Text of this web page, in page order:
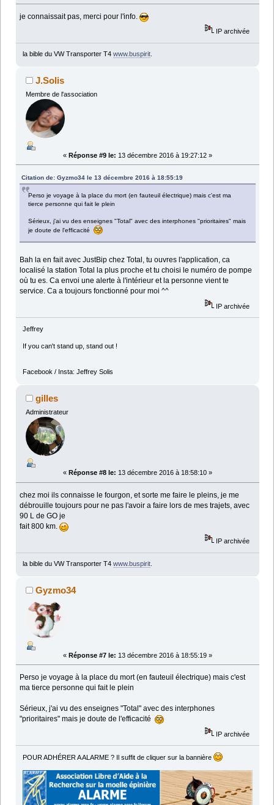
je connaissait pas, merci pour l'info.
IP archivée
la bible du VW Transporter T4 www.buspirit.
J.Solis
Membre de l'association
« Réponse #9 le: 13 décembre 2016 à 19:27:12 »
Citation de: Gyzmo34 le 13 décembre 2016 à 18:55:19
Perso je voyage à la place du mort (en fauteuil électrique) mais c'est ma
tierce personne qui fait le plein
Sérieux, j'ai vu des enseignes "Total" avec des interphones "prioritaires" mais
je doute de l'efficacité
Bah la en fait avec JustBip chez Total, tu ouvres l'application, ca
localisé la station Total la plus proche et tu choisi le numéro de pompe
où tu es. Ca envoi une alerte à l'intérieur et la personne vient te
service. Ca a toujours fonctionné pour moi ^^
IP archivée
Jeffrey
If you can't stand up, stand out !
Facebook / Insta: Jeffrey Solis
gilles
Administrateur
« Réponse #8 le: 13 décembre 2016 à 18:58:10 »
chez moi ils connaisse le fourgon, et sorte me faire le pleins, je me
débrouille toujours pour ne pas l'avoir a faire lors de mes trajets, avec
90 L de GO je
fait 800 km.
IP archivée
la bible du VW Transporter T4 www.buspirit.
Gyzmo34
« Réponse #7 le: 13 décembre 2016 à 18:55:19 »
Perso je voyage à la place du mort (en fauteuil électrique) mais c'est
ma tierce personne qui fait le plein
Sérieux, j'ai vu des enseignes "Total" avec des interphones
"prioritaires" mais je doute de l'efficacité
IP archivée
POUR ADHÉRER A ALARME ? Il suffit de cliquer sur la bannière